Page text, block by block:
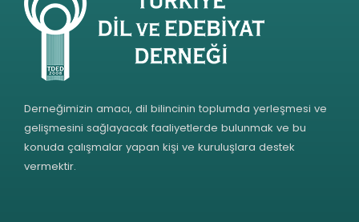
Derneğimizin amacı, dil bilincinin toplumda yerleşmesi ve
gelişmesini sağlayacak faaliyetlerde bulunmak ve bu
konuda çalışmalar yapan kişi ve kuruluşlara destek
vermektir.